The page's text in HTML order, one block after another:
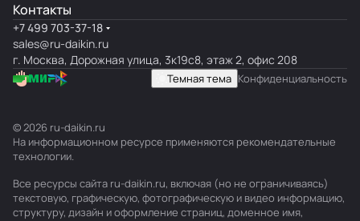
Контакты
+7 499 703-37-18
sales@ru-daikin.ru
г. Москва, Дорожная улица, 3к19с8, этаж 2, офис 208
Темная тема Конфиденциальность
© 2026 ru-daikin.ru
На информационном ресурсе применяются рекомендательные
технологии.
Все ресурсы сайта ru-daikin.ru, включая (но не ограничиваясь)
текстовую, графическую, фотографическую и видео информацию,
структуру, дизайн и оформление страниц, доменное имя,